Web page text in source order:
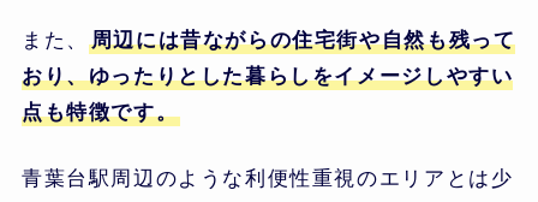
また、
周辺には昔ながらの住宅街や自然も残って
おり、ゆったりとした暮らしをイメージしやすい
点も特徴です。
青葉台駅周辺のような利便性重視のエリアとは少